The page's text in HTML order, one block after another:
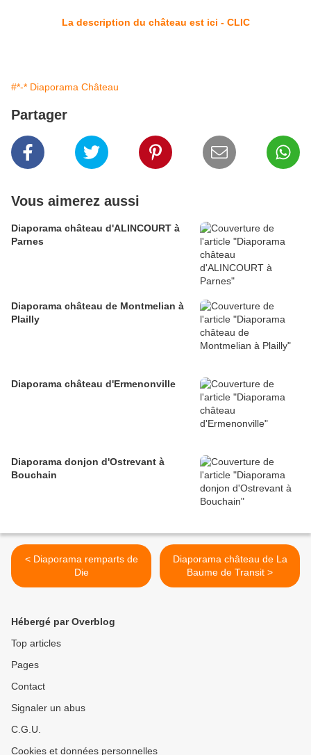
La description du château est ici - CLIC
#*-* Diaporama Château
Partager
Vous aimerez aussi
Diaporama château d'ALINCOURT à
Parnes
Diaporama château de Montmelian à
Plailly
Diaporama château d'Ermenonville
Diaporama donjon d'Ostrevant à
Bouchain
< Diaporama remparts de
Die
Diaporama château de La
Baume de Transit >
Hébergé par Overblog
Top articles
Pages
Contact
Signaler un abus
C.G.U.
Cookies et données personnelles